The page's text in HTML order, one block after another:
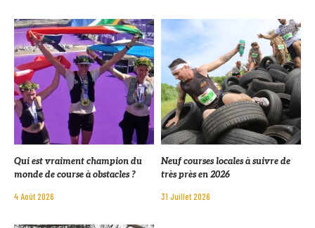
Qui est vraiment champion du
monde de course à obstacles ?
4 Août 2026
Neuf courses locales à suivre de
très près en 2026
31 Juillet 2026